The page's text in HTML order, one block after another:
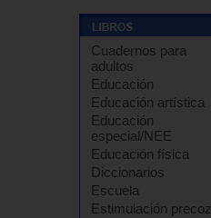
Cuadernos para
adultos
Educación
Educación artística
Educación
especial/NEE
Educación física
Diccionarios
Escuela
Estimulación precoz